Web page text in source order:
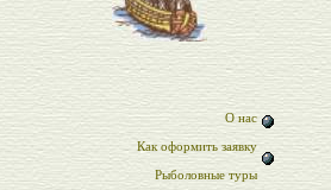
О нас
Как оформить заявку
Рыболовные туры